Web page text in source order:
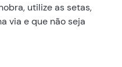
utilize as setas,
via e que não seja